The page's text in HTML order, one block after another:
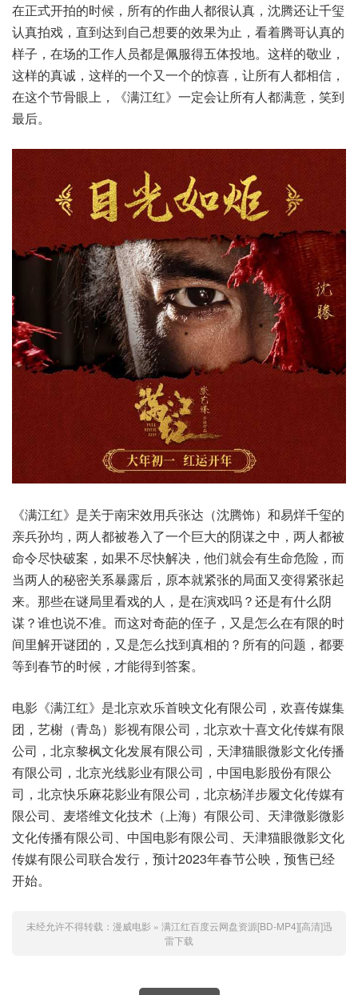
在正式开拍的时候，所有的作曲人都很认真，沈腾还让千玺
认真拍戏，直到达到自己想要的效果为止，看着腾哥认真的
样子，在场的工作人员都是佩服得五体投地。这样的敬业，
这样的真诚，这样的一个又一个的惊喜，让所有人都相信，
在这个节骨眼上，《满江红》一定会让所有人都满意，笑到
最后。
《满江红》是关于南宋效用兵张达（沈腾饰）和易烊千玺的
亲兵孙均，两人都被卷入了一个巨大的阴谋之中，两人都被
命令尽快破案，如果不尽快解决，他们就会有生命危险，而
当两人的秘密关系暴露后，原本就紧张的局面又变得紧张起
来。那些在谜局里看戏的人，是在演戏吗？还是有什么阴
谋？谁也说不准。而这对奇葩的侄子，又是怎么在有限的时
间里解开谜团的，又是怎么找到真相的？所有的问题，都要
等到春节的时候，才能得到答案。
电影《满江红》是北京欢乐首映文化有限公司，欢喜传媒集
团，艺榭（青岛）影视有限公司，北京欢十喜文化传媒有限
公司，北京黎枫文化发展有限公司，天津猫眼微影文化传播
有限公司，北京光线影业有限公司，中国电影股份有限公
司，北京快乐麻花影业有限公司，北京杨洋步履文化传媒有
限公司、麦塔维文化技术（上海）有限公司、天津微影微影
文化传播有限公司、中国电影有限公司、天津猫眼微影文化
传媒有限公司联合发行，预计2023年春节公映，预售已经
开始。
未经允许不得转载： 漫威电影 » 满江红百度云网盘资源[BD-MP4][高清]迅
雷下载